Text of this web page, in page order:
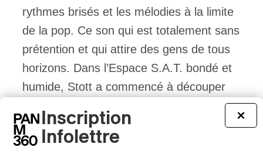
rythmes brisés et les mélodies à la limite
de la pop. Ce son qui est totalement sans
prétention et qui attire des gens de tous
horizons. Dans l’Espace S.A.T. bondé et
humide, Stott a commencé à découper
des samples vocaux et le nom a retrouvé
une place spéciale dans mon cœur. Les
paroles résonnaient à point nommé : « I
×
Inscription
Infolettre